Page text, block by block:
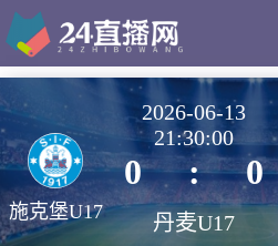
施克堡U17
2026-06-13
21:30:00
0 : 0
丹麦U17